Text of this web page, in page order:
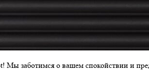
заботимся о вашем спокойствии и